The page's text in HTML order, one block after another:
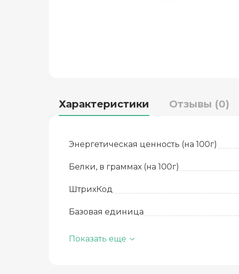
Характеристики Отзывы (0)
Энергетическая ценность (на 100г)
Белки, в граммах (на 100г)
ШтрихКод
Базовая единица
Жиры, в граммах (на 100 г)
Показать еще